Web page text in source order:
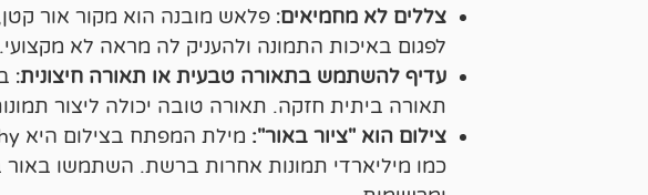
צללים לא מחמיאים: פלאש מובנה הוא מקור אור
לפגום באיכות התמונה ולהעניק לה מראה לא מקצועי.
עדיף להשתמש בתאורה טבעית או תאורה חיצונית:
תאורה ביתית חזקה. תאורה טובה יכולה ליצור
צילום הוא "ציור באור":
כמו מיליארדי תמונות אחרות ברשת. השתמשו באור